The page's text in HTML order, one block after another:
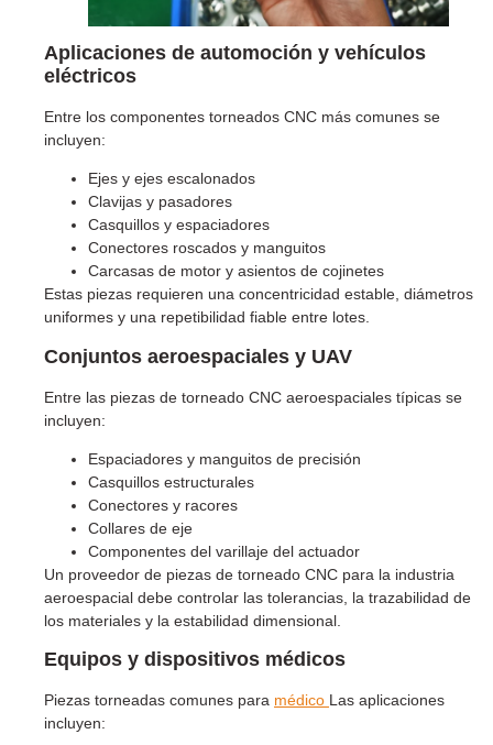
Aplicaciones de automoción y vehículos
eléctricos
Entre los componentes torneados CNC más comunes se
incluyen:
Ejes y ejes escalonados
Clavijas y pasadores
Casquillos y espaciadores
Conectores roscados y manguitos
Carcasas de motor y asientos de cojinetes
Estas piezas requieren una concentricidad estable, diámetros
uniformes y una repetibilidad fiable entre lotes.
Conjuntos aeroespaciales y UAV
Entre las piezas de torneado CNC aeroespaciales típicas se
incluyen:
Espaciadores y manguitos de precisión
Casquillos estructurales
Conectores y racores
Collares de eje
Componentes del varillaje del actuador
Un proveedor de piezas de torneado CNC para la industria
aeroespacial debe controlar las tolerancias, la trazabilidad de
los materiales y la estabilidad dimensional.
Equipos y dispositivos médicos
Piezas torneadas comunes para médico Las aplicaciones
incluyen: